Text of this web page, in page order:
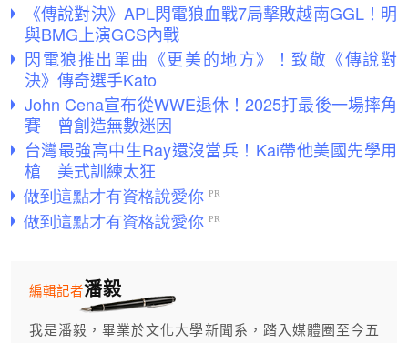
《傳說對決》APL閃電狼血戰7局擊敗越南GGL！明
與BMG上演GCS內戰
閃電狼推出單曲《更美的地方》！致敬《傳說對
決》傳奇選手Kato
John Cena宣布從WWE退休！2025打最後一場摔角
賽 曾創造無數迷因
台灣最強高中生Ray還沒當兵！Kai帶他美國先學用
槍 美式訓練太狂
潘毅
編輯記者
我是潘毅，畢業於文化大學新聞系，踏入媒體圈至今五